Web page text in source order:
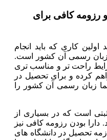
رزومه کافی برای
اولین کاری که باید انجام
زبان رسمی آن کشور است.
راحت تر و مناسب تری
کرده و برای تحصیل در
زبان رسمی آن کشور را
است که در بسیاری از
دارا بودن رزومه کافی نیز
تحصیل در دانشگاه های